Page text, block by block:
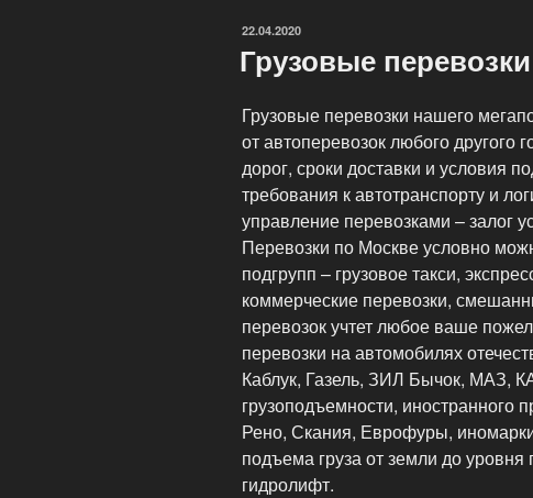
ОПУБЛИКОВАНО
22.04.2020
Грузовые
Грузовые перевозки нашего
от автоперевозок любого другого
дорог, сроки доставки и условия
требования к автотранспорту и
управление перевозками – залог
Перевозки по Москве условно
подгрупп – грузовое такси,
коммерческие перевозки,
перевозок учтет любое ваше
перевозки на автомобилях
Каблук, Газель, ЗИЛ Бычок, МАЗ,
грузоподъемности, иностранного
Рено, Скания, Еврофуры,
подъема груза от земли до уровня
гидролифт.